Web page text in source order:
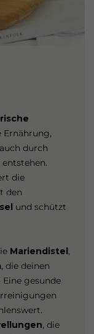
durch
die
den
und schützt
Mariendistel,
, die deinen
gesunde
, die